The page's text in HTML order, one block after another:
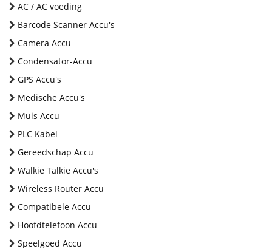
AC / AC voeding
Barcode Scanner Accu's
Camera Accu
Condensator-Accu
GPS Accu's
Medische Accu's
Muis Accu
PLC Kabel
Gereedschap Accu
Walkie Talkie Accu's
Wireless Router Accu
Compatibele Accu
Hoofdtelefoon Accu
Speelgoed Accu